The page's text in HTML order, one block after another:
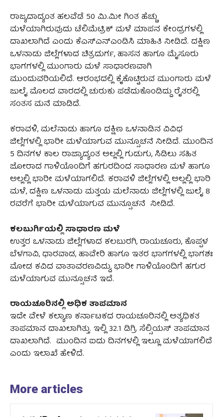
ರಾಜ್ಯದಾದ್ಯಂತ ಹಲವೆಡೆ 50 ಮಿ.ಮೀ ಗಿಂತ ಹೆಚ್ಚು
ಮಳೆಯಾಗಿರುವುದು ಟೆಲಿಮೆಟ್ರಿಕ್ ಮಳೆ ಮಾಪನ ಕೇಂದ್ರಗಳಲ್ಲಿ
ದಾಖಲಾಗಿದೆ ಎಂದು ಕೆಎಸ್‌ಎನ್‌ಎಂಡಿಸಿ ಮಾಹಿತಿ ನೀಡಿದೆ. ದಕ್ಷಿಣ
ಒಳನಾಡು ಜಿಲ್ಲೆಗಳಾದ ಚಿತ್ರದುರ್ಗ, ಹಾಸನ ಹಾಗೂ ಮೈಸೂರು
ಭಾಗಗಳಲ್ಲಿ ಮುಂಗಾರು ಮಳೆ ಸಾಧಾರಣವಾಗಿ
ಮುಂದುವರಿಯಲಿದೆ. ಆರಂಭದಲ್ಲಿ ಕೈಕೊಟ್ಟಿರುವ ಮುಂಗಾರು ಮಳೆ
ಜುಲೈ ಮೊಲದ ವಾರದಲ್ಲಿ ಚುರುಕು ಪಡೆದುಕೊಂಡಿದ್ದು ರೈತರಲ್ಲಿ
ಸಂತಸ ಮನೆ ಮಾಡಿದೆ.
ಕರಾವಳಿ, ಮಲೆನಾಡು ಹಾಗೂ ದಕ್ಷಿಣ ಒಳನಾಡಿನ ವಿವಿಧ
ಜಿಲ್ಲೆಗಳಲ್ಲಿ ಭಾರೀ ಮಳೆಯಾಗುವ ಮುನ್ಸೂಚನೆ ನೀಡಿದೆ. ಮುಂದಿನ
5 ದಿನಗಳ ಕಾಲ ರಾಜ್ಯಾದ್ಯಂತ ಅಲ್ಲಲ್ಲಿ ಗುಡುಗು, ಸಿಡಿಲು ಸಹಿತ
ಜೋರಾದ ಗಾಳಿಯೊಂದಿಗೆ ಹಗುರದಿಂದ ಸಾಧಾರಣ ಮಳೆ ಹಾಗೂ
ಅಲ್ಲಲ್ಲಿ ಭಾರೀ ಮಳೆಯಾಗಲಿದೆ. ಕರಾವಳಿ ಜಿಲ್ಲೆಗಳಲ್ಲಿ ಅಲ್ಲಲ್ಲಿ ಭಾರಿ
ಮಳೆ, ದಕ್ಷಿಣ ಒಳನಾಡು ಮತ್ತಯ ಮಲೆನಾಡು ಜಿಲ್ಲೆಗಳಲ್ಲಿ ಜುಲೈ 8
ರವರೆಗೆ ಭಾರೀ ಮಳೆಯಾಗುವ ಮುನ್ಸೂಚನೆ ನೀಡಿದೆ.
ಕಲಬುರ್ಗಿಯಲ್ಲಿ ಸಾಧಾರಣ ಮಳೆ
ಉತ್ತರ ಒಳನಾಡು ಜಿಲ್ಲೆಗಳಾದ ಕಲಬುರಗಿ, ರಾಯಚೂರು, ಕೊಪ್ಪಳ
ಬೆಳಗಾವಿ, ಧಾರವಾಡ, ಹಾವೇರಿ ಹಾಗೂ ಇತರ ಭಾಗಗಳಲ್ಲಿ ಭಾಗಶಃ
ಮೋಡ ಕವಿದ ವಾತಾವರಣವಿದ್ದು, ಭಾರೀ ಗಾಳಿಯೊಂದಿಗೆ ಹಗುರ
ಮಳೆಯಾಗುವ ಮುನ್ಸೂಚನೆ ಇದೆ.
ರಾಯಚೂರಿನಲ್ಲಿ ಅಧಿಕ ತಾಪಮಾನ
ಇದೇ ವೇಳೆ ಕಲ್ಯಾಣ ಕರ್ನಾಟಕದ ರಾಯಚೂರಿನಲ್ಲಿ ಅತ್ಯಧಿಕತ
ತಾಪಮಾನ ದಾಖಲಾಗಿತ್ತು. ಇಲ್ಲಿ 32.1 ಡಿಗ್ರಿ ಸೆಲ್ಸಿಯಸ್‌ ತಾಪಮಾನ
ದಾಖಲಾಗಿದೆ. ಮುಂದಿನ ಐದು ದಿನಗಳಲ್ಲಿ ಇಲ್ಲೂ ಮಳೆಯಾಗಲಿದೆ
ಎಂದು ಇಲಾಖೆ ಹೇಳಿದೆ.
More articles